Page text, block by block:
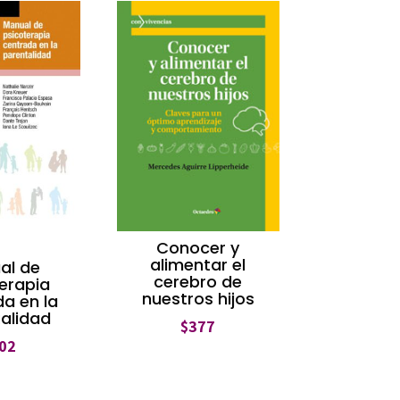
de
en la
Conocer y
alimentar el
cerebro de
nuestros hijos
$377